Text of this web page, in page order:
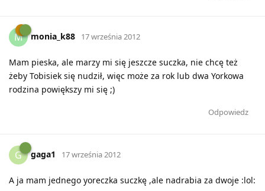
M monia_k88 17 września 2012
Mam pieska, ale marzy mi się jeszcze suczka, nie chcę też
żeby Tobisiek się nudził, więc może za rok lub dwa Yorkowa
rodzina powiększy mi się ;)
Odpowiedz
G gaga1 17 września 2012
A ja mam jednego yoreczka suczkę ,ale nadrabia za dwoje :lol: